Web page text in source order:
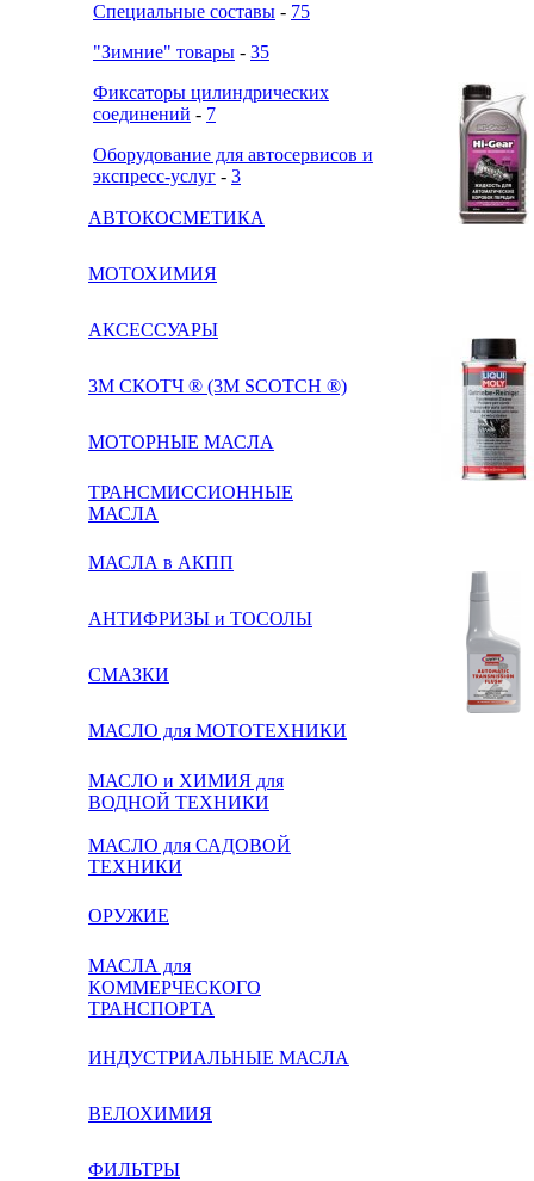
Специальные составы - 75
"Зимние" товары - 35
Фиксаторы цилиндрических
соединений - 7
Оборудование для автосервисов и
экспресс-услуг - 3
АВТОКОСМЕТИКА
МОТОХИМИЯ
АКСЕССУАРЫ
3М СКОТЧ ® (3M SCOTCH ®)
МОТОРНЫЕ МАСЛА
ТРАНСМИССИОННЫЕ
МАСЛА
МАСЛА в АКПП
АНТИФРИЗЫ и ТОСОЛЫ
СМАЗКИ
МАСЛО для МОТОТЕХНИКИ
МАСЛО и ХИМИЯ для
ВОДНОЙ ТЕХНИКИ
МАСЛО для САДОВОЙ
ТЕХНИКИ
ОРУЖИЕ
МАСЛА для
КОММЕРЧЕСКОГО
ТРАНСПОРТА
ИНДУСТРИАЛЬНЫЕ МАСЛА
ВЕЛОХИМИЯ
ФИЛЬТРЫ